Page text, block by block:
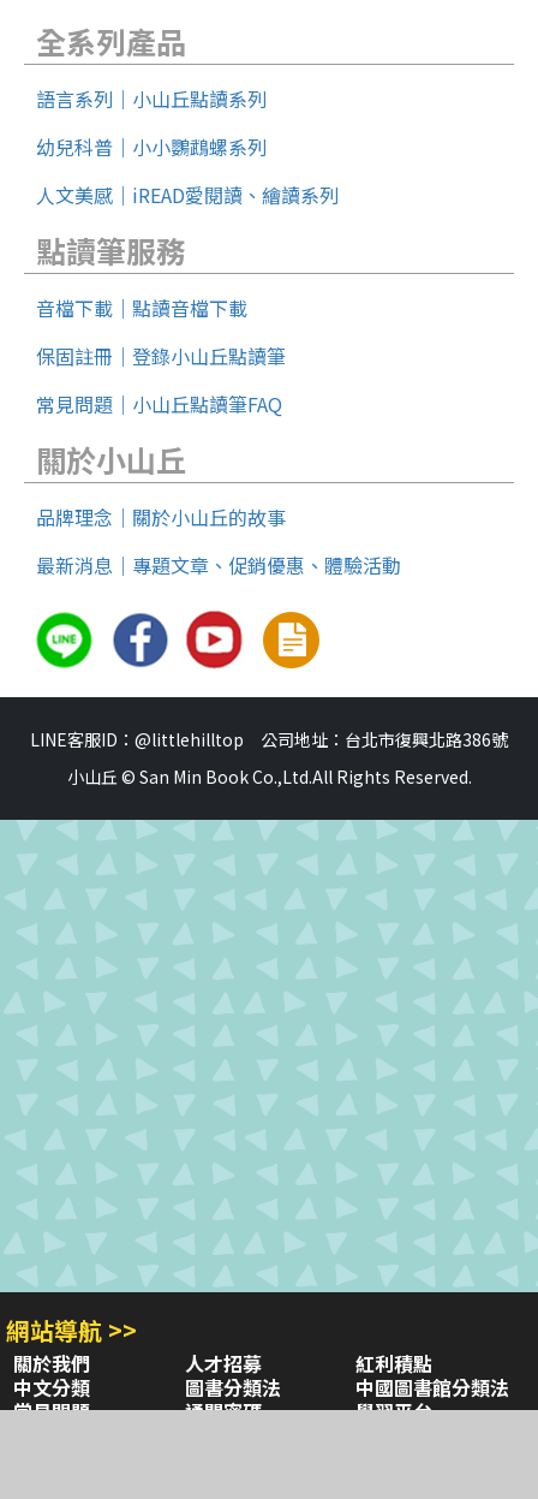
全系列產品
語言系列｜小山丘點讀系列
幼兒科普｜小小鸚鵡螺系列
人文美感｜iREAD愛閱讀、繪讀系列
點讀筆服務
音檔下載｜點讀音檔下載
保固註冊｜登錄小山丘點讀筆
常見問題｜小山丘點讀筆FAQ
關於小山丘
品牌理念｜關於小山丘的故事
最新消息｜專題文章、促銷優惠、體驗活動
LINE客服ID：@littlehilltop 公司地址：台北市復興北路386號
小山丘 © San Min Book Co.,Ltd.All Rights Reserved.
網站導航 >>
關於我們 人才招募
紅利積點
中文分類
圖書分類法
中國圖書館分類法
常見問題
通關密碼
學習平台